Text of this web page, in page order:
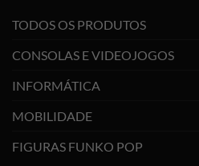
TODOS OS PRODUTOS
CONSOLAS E VIDEOJOGOS
INFORMÁTICA
MOBILIDADE
FIGURAS FUNKO POP